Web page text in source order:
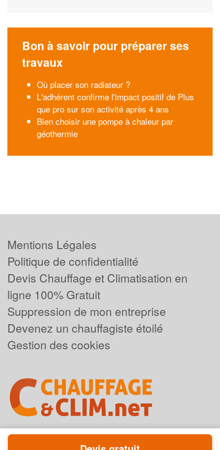
Bon à savoir pour préparer ses
travaux
Où placer son radiateur ?
L'adhérent confirme l'impact positif de Plus
que pro sur son activité après 4 ans
Bien choisir une pompe à chaleur par
géothermie
Mentions Légales
Politique de confidentialité
Devis Chauffage et Climatisation en
ligne 100% Gratuit
Suppression de mon entreprise
Devenez un chauffagiste étoilé
Gestion des cookies